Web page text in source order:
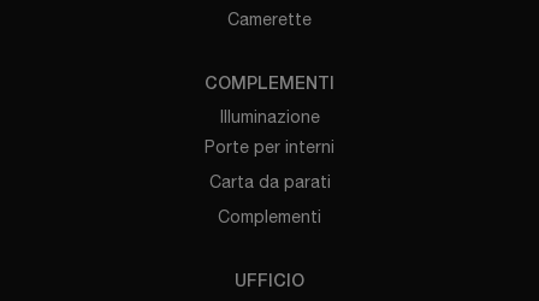
Camerette
COMPLEMENTI
Illuminazione
Porte per interni
Carta da parati
Complementi
UFFICIO